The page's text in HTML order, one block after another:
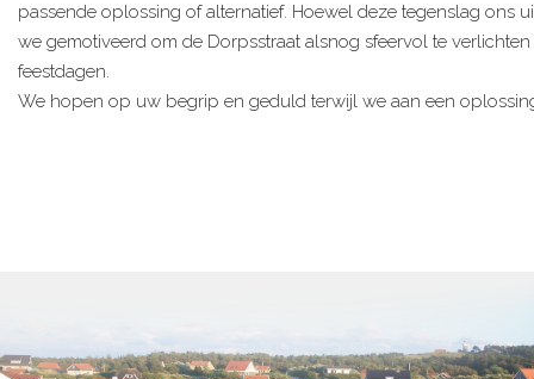
passende oplossing of alternatief. Hoewel deze tegenslag ons
we gemotiveerd om de Dorpsstraat alsnog sfeervol te
feestdagen.
We hopen op uw begrip en geduld terwijl we aan een